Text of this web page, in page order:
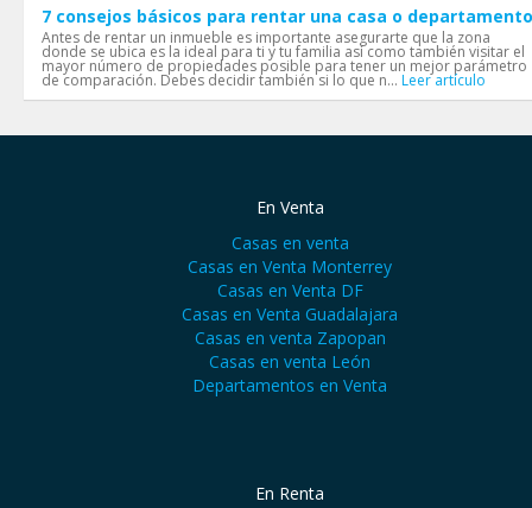
7 consejos básicos para rentar una casa o departamento
Antes de rentar un inmueble es importante asegurarte que la zona
donde se ubica es la ideal para ti y tu familia así como también visitar el
mayor número de propiedades posible para tener un mejor parámetro
de comparación. Debes decidir también si lo que n... Leer artículo
En Venta
Casas en venta
Casas en Venta Monterrey
Casas en Venta DF
Casas en Venta Guadalajara
Casas en venta Zapopan
Casas en venta León
Departamentos en Venta
En Renta